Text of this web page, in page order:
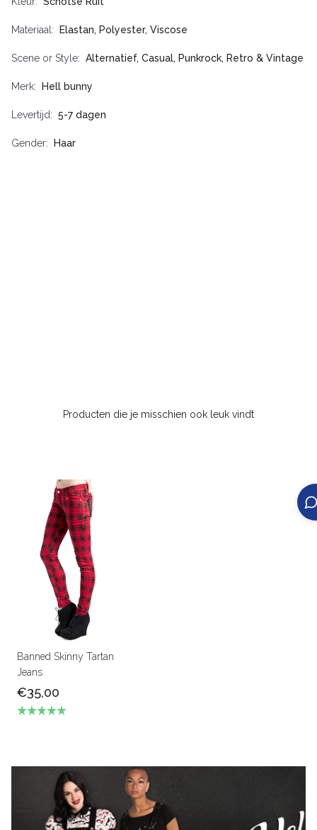
Materiaal Elastan, Polyester, Viscose
Scene or Style Alternatief, Casual, Punkrock, Retro & Vintage
Merk Hell bunny
Levertijd 5-7 dagen
Gender Haar
Producten die je misschien ook leuk vindt
Banned Skinny Tartan
Jeans
€35,00